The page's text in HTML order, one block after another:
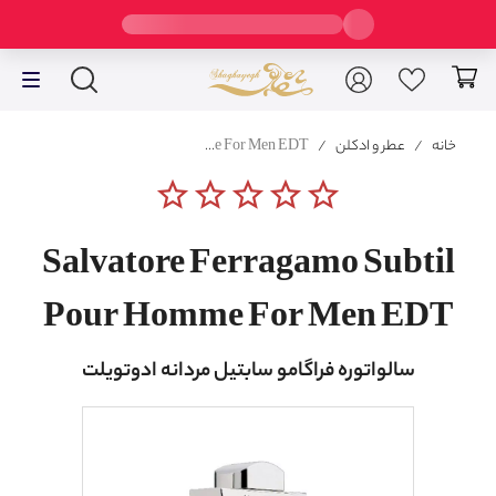
خانه / عطر و ادکلن /
Salvatore Ferragamo Subtil Pour Homme For Men EDT
star_borderstar_borderstar_borderstar_borderstar_border
Salvatore Ferragamo Subtil
Pour Homme For Men EDT
سالواتوره فراگامو سابتیل مردانه ادوتویلت